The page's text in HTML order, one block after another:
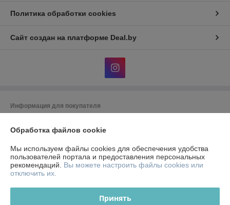
Политика обработки cookies
Сайт создан на платформе Deal.by
Информация для покупателя
Адрес: 220069, г. Минск ,пр-т. Дзержинского 3Б, 4-1
Регистрационный номер ЕГР: 192196344
УНП: 192196344
Дата регистрации компании: 20.01.2014
Обработка файлов cookie
Мы используем файлы cookies для обеспечения удобства
пользователей портала и предоставления персональных
рекомендаций. Вы можете настроить файлы cookies или
отключить их.
Принять